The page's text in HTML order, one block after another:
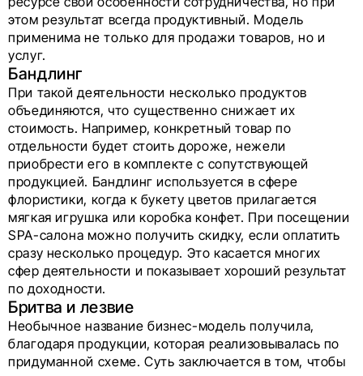
этом результат всегда продуктивный. Модель
применима не только для продажи товаров, но и
услуг.
Бандлинг
При такой деятельности несколько продуктов
объединяются, что существенно снижает их
стоимость. Например, конкретный товар по
отдельности будет стоить дороже, нежели
приобрести его в комплекте с сопутствующей
продукцией. Бандлинг используется в сфере
флористики, когда к букету цветов прилагается
мягкая игрушка или коробка конфет. При посещении
SPA-салона можно получить скидку, если оплатить
сразу несколько процедур. Это касается многих
сфер деятельности и показывает хороший результат
по доходности.
Бритва и лезвие
Необычное название бизнес-модель получила,
благодаря продукции, которая реализовывалась по
придуманной схеме. Суть заключается в том, чтобы